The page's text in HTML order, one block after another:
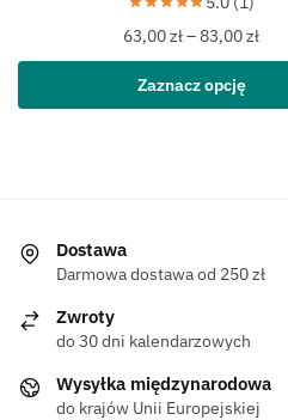
63,00zł–83,00zł
Zaznacz opcję
Dostawa
Darmowa dostawa od 250 zł
Zwroty
do 30 dni kalendarzowych
Wysyłka międzynarodowa
do krajów Unii Europejskiej